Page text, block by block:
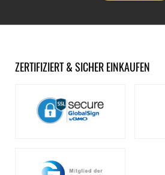
ZERTIFIZIERT & SICHER EINKAUFEN